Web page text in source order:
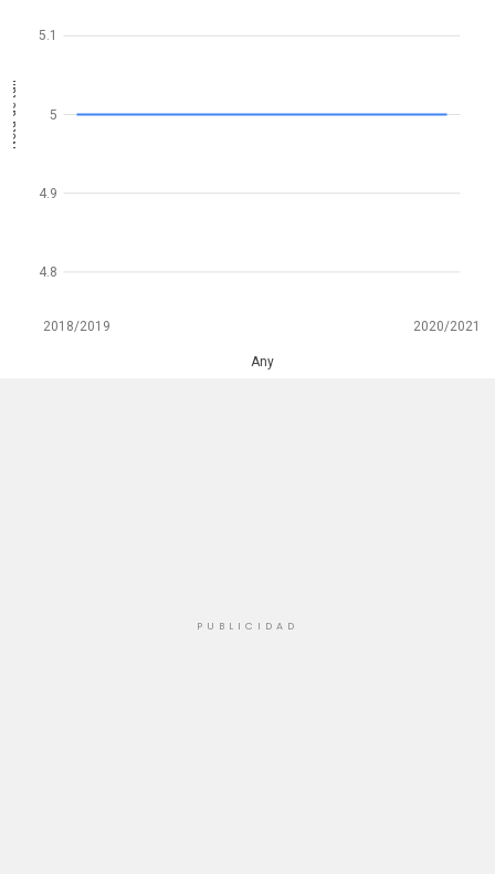
2018/2019 2020/2021
Any
4.8
4.9
5
5.1
Nota de tall